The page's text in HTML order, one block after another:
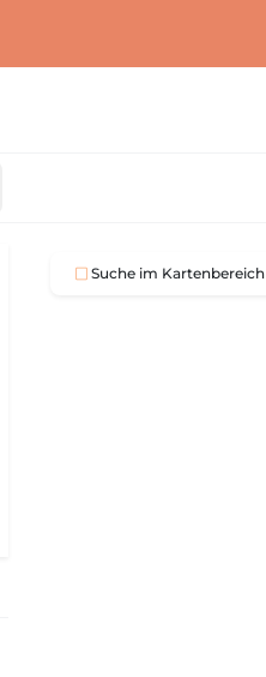
Suche im Kartenbereich